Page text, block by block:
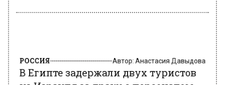
В Египте задержали двух туристов
из Израиля за драку с персоналом